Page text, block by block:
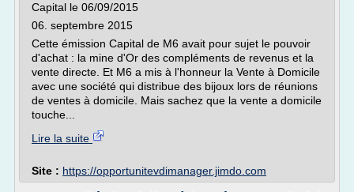
Capital le 06/09/2015
06. septembre 2015
Cette émission Capital de M6 avait pour sujet le pouvoir
d'achat : la mine d'Or des compléments de revenus et la
vente directe. Et M6 a mis à l'honneur la Vente à Domicile
avec une société qui distribue des bijoux lors de réunions
de ventes à domicile. Mais sachez que la vente a domicile
touche...
Lire la suite
Site : https://opportunitevdimanager.jimdo.com